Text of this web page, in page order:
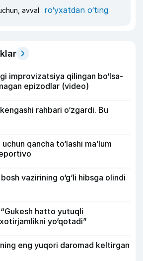
avval ro‘yxatdan o‘ting
improvizatsiya qilingan bo‘lsa-
epizodlar (video)
rahbari o‘zgardi. Bu
qancha to‘lashi ma’lum
vazirining o‘g‘li hibsga olindi
hatto yutuqli
yo‘qotadi”
eng yuqori daromad keltirgan